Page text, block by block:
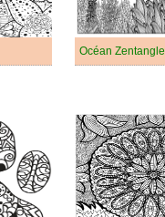
Océan Zentangle